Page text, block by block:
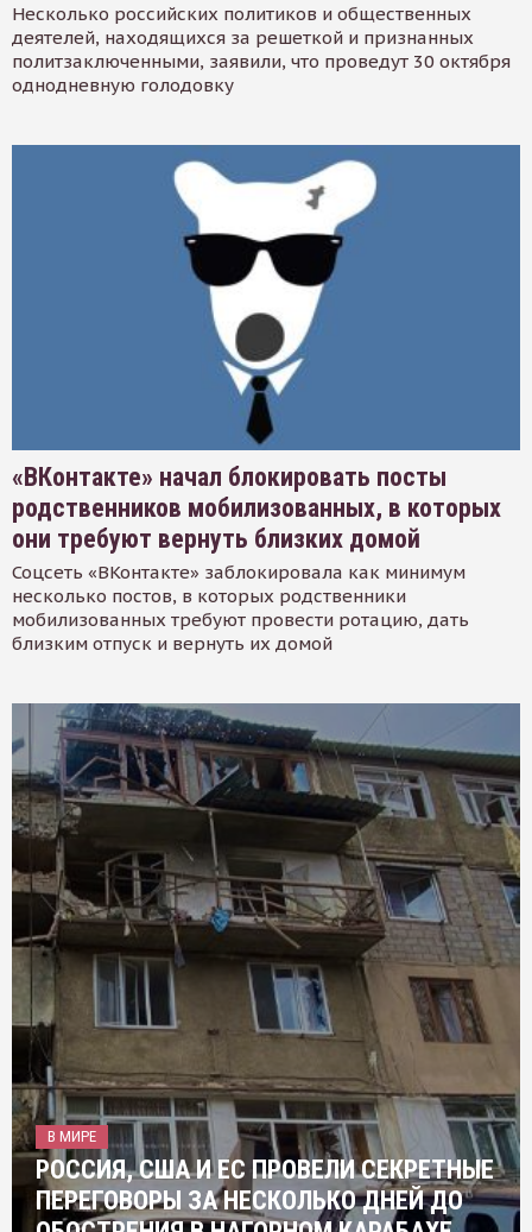
Несколько российских политиков и общественных
деятелей, находящихся за решеткой и признанных
политзаключенными, заявили, что проведут 30 октября
однодневную голодовку
«ВКонтакте» начал блокировать посты
родственников мобилизованных, в которых
они требуют вернуть близких домой
Соцсеть «ВКонтакте» заблокировала как минимум
несколько постов, в которых родственники
мобилизованных требуют провести ротацию, дать
близким отпуск и вернуть их домой
В МИРЕ
РОССИЯ, США И ЕС ПРОВЕЛИ СЕКРЕТНЫЕ
ПЕРЕГОВОРЫ ЗА НЕСКОЛЬКО ДНЕЙ ДО